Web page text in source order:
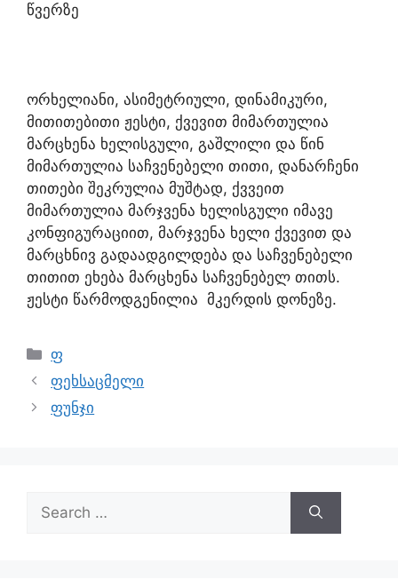
წვერზე
ორხელიანი, ასიმეტრიული, დინამიკური,
მითითებითი ჟესტი, ქვევით მიმართულია
მარცხენა ხელისგული, გაშლილი და წინ
მიმართულია საჩვენებელი თითი, დანარჩენი
თითები შეკრულია მუშტად, ქვვეით
მიმართულია მარჯვენა ხელისგული იმავე
კონფიგურაციით, მარჯვენა ხელი ქვევით და
მარცხნივ გადაადგილდება და საჩვენებელი
თითით ეხება მარცხენა საჩვენებელ თითს.
ჟესტი წარმოდგენილია მკერდის დონეზე.
ფ
ფეხსაცმელი
ფუნჯი